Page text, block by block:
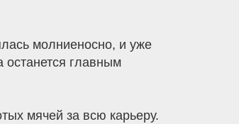
молниеносно, и уже
главным
мячей за всю карьеру.